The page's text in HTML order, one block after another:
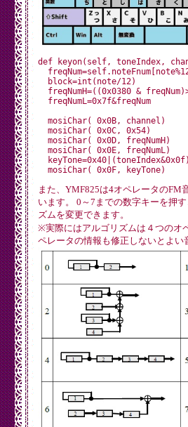
def keyon(self, toneIndex,
  block=int(note/12)
freqNumH=((0x0380 &
  freqNumL=0x7f&freqNum
  mosiChar( 0x0B, channel)
  mosiChar( 0x0C, 0x54)
  mosiChar( 0x0D, freqNumH)
  mosiChar( 0x0E, freqNumL)
また、YMF825は4オペレータのFM
います。 0～7までの数字キーを押
ズムを変更できます。
※実際にはアルゴリズムは４つのオ
ペレータの情報も修正しないとよい